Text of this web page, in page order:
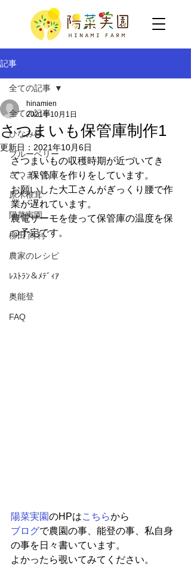
記事
全ての記事
ひなみ柿
ブルーベリー
さつまいも
原木椎茸
陽菜実園
柳田 尚利
農家のレシピ
ﾚｽﾄﾗﾝ＆ﾒﾃﾞｨｱ
奥能登
FAQ
全ての記事
さつまいも保管庫制作1
hinamien
2021年10月1日
更新日： 2021年10月6日
さつまいもの収穫時期が近づいてき
て、保管庫を作りをしています。
お願いした大工さんがぎっくり腰で作
業が遅れています。
農電サーモを使って保管庫の温度を保
つ予定です。
陽菜実園のHPはこちらから
ブログで農園の事、能登の事、私自身
の事を日々書いています。
よかったら覗いてみてください。